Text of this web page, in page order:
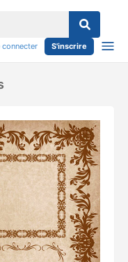
connecter S'inscrire